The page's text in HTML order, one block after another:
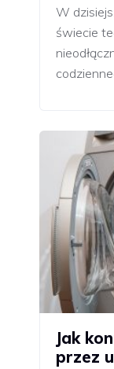
W
świecie
Jak
przez